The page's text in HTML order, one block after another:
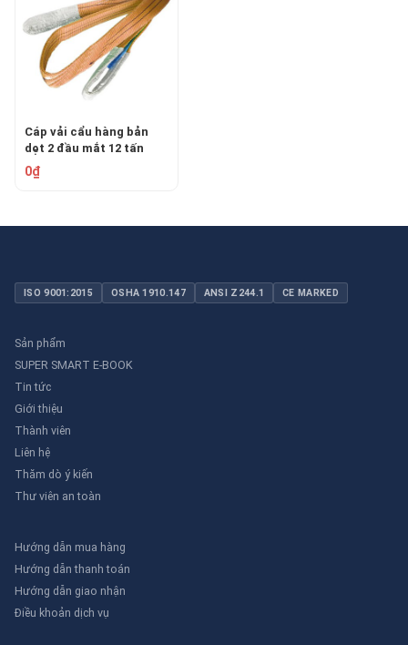
Cáp vải cẩu hàng bản
dẹt 2 đầu mắt 12 tấn
EASTERN/Hàn Quốc
0₫
ISO 9001:2015 OSHA 1910.147 ANSI Z244.1 CE MARKED
Sản phẩm
SUPER SMART E-BOOK
Tin tức
Giới thiệu
Thành viên
Liên hệ
Thăm dò ý kiến
Thư viên an toàn
Hướng dẫn mua hàng
Hướng dẫn thanh toán
Hướng dẫn giao nhận
Điều khoản dịch vụ